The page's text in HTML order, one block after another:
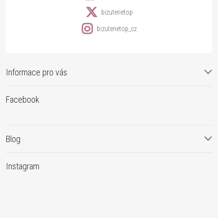
Informace pro vás
bizuterietop
bizuterietop_cz
Facebook
Blog
Instagram